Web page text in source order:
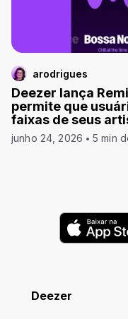
arodrigues
Deezer lança
permite que
faixas de seus
junho 24, 2026 5 min
Deezer